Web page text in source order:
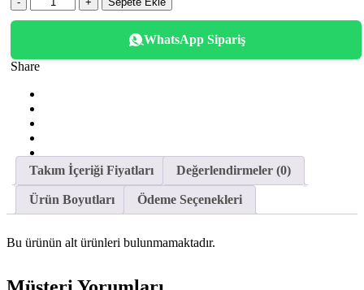
WhatsApp Sipariş
Share
Takım İçeriği Fiyatları Değerlendirmeler (0)
Ürün Boyutları Ödeme Seçenekleri
Bu ürünün alt ürünleri bulunmamaktadır.